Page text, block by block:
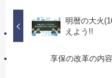
明暦の大火
えよう!!
享保の改革の内